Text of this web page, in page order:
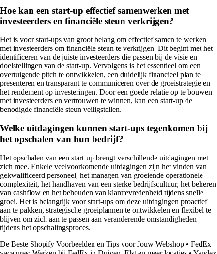
Hoe kan een start-up effectief samenwerken met
investeerders en financiële steun verkrijgen?
Het is voor start-ups van groot belang om effectief samen te werken
met investeerders om financiële steun te verkrijgen. Dit begint met het
identificeren van de juiste investeerders die passen bij de visie en
doelstellingen van de start-up. Vervolgens is het essentieel om een
overtuigende pitch te ontwikkelen, een duidelijk financieel plan te
presenteren en transparant te communiceren over de groeistrategie en
het rendement op investeringen. Door een goede relatie op te bouwen
met investeerders en vertrouwen te winnen, kan een start-up de
benodigde financiële steun veiligstellen.
Welke uitdagingen kunnen start-ups tegenkomen bij
het opschalen van hun bedrijf?
Het opschalen van een start-up brengt verschillende uitdagingen met
zich mee. Enkele veelvoorkomende uitdagingen zijn het vinden van
gekwalificeerd personeel, het managen van groeiende operationele
complexiteit, het handhaven van een sterke bedrijfscultuur, het beheren
van cashflow en het behouden van klanttevredenheid tijdens snelle
groei. Het is belangrijk voor start-ups om deze uitdagingen proactief
aan te pakken, strategische groeiplannen te ontwikkelen en flexibel te
blijven om zich aan te passen aan veranderende omstandigheden
tijdens het opschalingsproces.
De Beste Shopify Voorbeelden en Tips voor Jouw Webshop • FedEx